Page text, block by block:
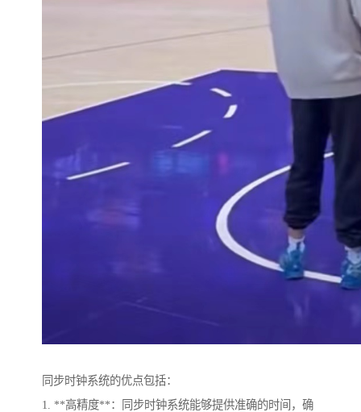
同步时钟系统的优点包括：
1. **高精度**：同步时钟系统能够提供准确的时间，确